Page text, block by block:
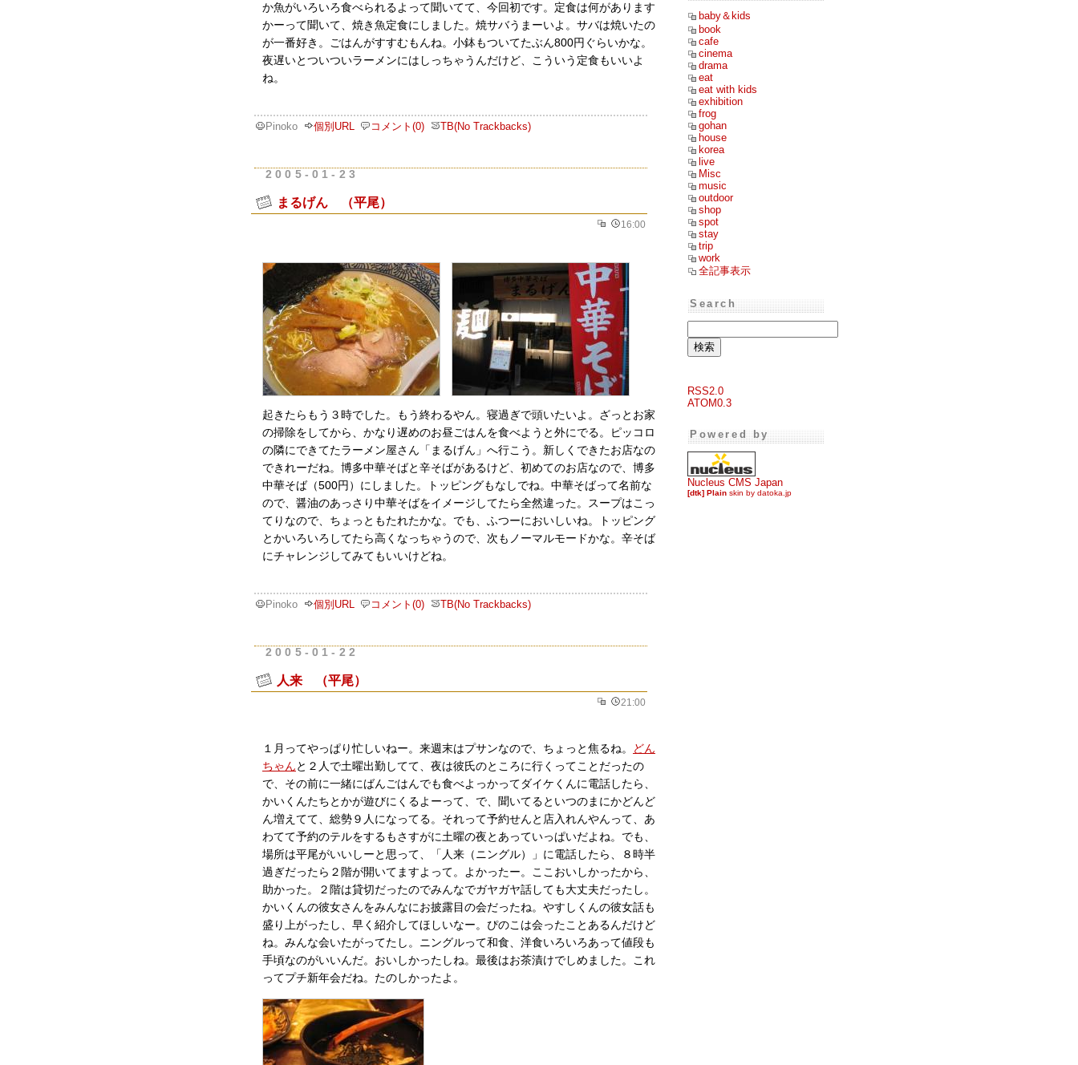
か魚がいろいろ食べられるよって聞いてて、今回初です。定食は何があります
かーって聞いて、焼き魚定食にしました。焼サバうまーいよ。サバは焼いたの
が一番好き。ごはんがすすむもんね。小鉢もついてたぶん800円ぐらいかな。
夜遅いとついついラーメンにはしっちゃうんだけど、こういう定食もいいよ
ね。
Pinoko 個別URL コメント(0) TB(No Trackbacks)
2005-01-23
まるげん （平尾）
16:00
起きたらもう３時でした。もう終わるやん。寝過ぎで頭いたいよ。ざっとお家
の掃除をしてから、かなり遅めのお昼ごはんを食べようと外にでる。ピッコロ
の隣にできてたラーメン屋さん「まるげん」へ行こう。新しくできたお店なの
できれーだね。博多中華そばと辛そばがあるけど、初めてのお店なので、博多
中華そば（500円）にしました。トッピングもなしでね。中華そばって名前な
ので、醤油のあっさり中華そばをイメージしてたら全然違った。スープはこっ
てりなので、ちょっともたれたかな。でも、ふつーにおいしいね。トッピング
とかいろいろしてたら高くなっちゃうので、次もノーマルモードかな。辛そば
にチャレンジしてみてもいいけどね。
Pinoko 個別URL コメント(0) TB(No Trackbacks)
2005-01-22
人来 （平尾）
21:00
１月ってやっぱり忙しいねー。来週末はプサンなので、ちょっと焦るね。
どん
ちゃん と２人で土曜出勤してて、夜は彼氏のところに行くってことだったの
で、その前に一緒にばんごはんでも食べよっかってダイケくんに電話したら、
かいくんたちとかが遊びにくるよーって、で、聞いてるといつのまにかどんど
ん増えてて、総勢９人になってる。それって予約せんと店入れんやんって、あ
わてて予約のテルをするもさすがに土曜の夜とあっていっぱいだよね。でも、
場所は平尾がいいしーと思って、「人来（ニングル）」に電話したら、８時半
過ぎだったら２階が開いてますよって。よかったー。ここおいしかったから、
助かった。２階は貸切だったのでみんなでガヤガヤ話しても大丈夫だったし。
かいくんの彼女さんをみんなにお披露目の会だったね。やすしくんの彼女話も
盛り上がったし、早く紹介してほしいなー。ぴのこは会ったことあるんだけど
ね。みんな会いたがってたし。ニングルって和食、洋食いろいろあって値段も
手頃なのがいいんだ。おいしかったしね。最後はお茶漬けでしめました。これ
ってプチ新年会だね。たのしかったよ。
baby＆kids
book
cafe
cinema
drama
eat
eat with kids
exhibition
frog
gohan
house
korea
live
Misc
music
outdoor
shop
spot
stay
trip
work
全記事表示
Search
RSS2.0
ATOM0.3
Powered by
Nucleus CMS Japan
[dtk] Plain skin by datoka.jp